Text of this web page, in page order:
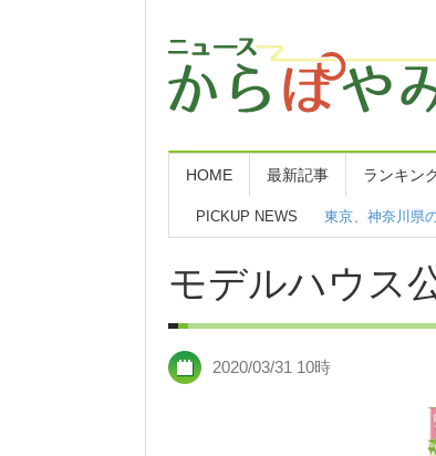
HOME 最新記事 ランキン
PICKUP NEWS 東京、神奈川県
モデルハウス
2020/03/31 10時